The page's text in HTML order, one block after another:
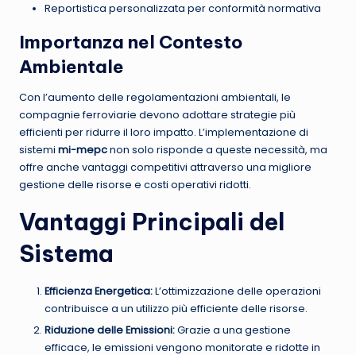
Reportistica personalizzata per conformità normativa
Importanza nel Contesto
Ambientale
Con l’aumento delle regolamentazioni ambientali, le
compagnie ferroviarie devono adottare strategie più
efficienti per ridurre il loro impatto. L’implementazione di
sistemi mi-mepcnon solo risponde a queste necessità, ma
offre anche vantaggi competitivi attraverso una migliore
gestione delle risorse e costi operativi ridotti.
Vantaggi Principali del
Sistema
Efficienza Energetica:L’ottimizzazione delle operazioni
contribuisce a un utilizzo più efficiente delle risorse.
Riduzione delle Emissioni:Grazie a una gestione
efficace, le emissioni vengono monitorate e ridotte in